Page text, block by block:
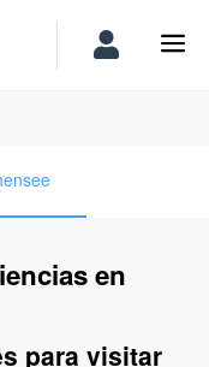
en
para visitar